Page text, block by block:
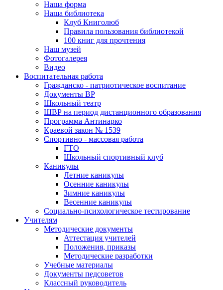
Наша форма
Наша библиотека
Клуб Книголюб
Правила пользования библиотекой
100 книг для прочтения
Наш музей
Фотогалерея
Видео
Воспитательная работа
Гражданско - патриотическое воспитание
Документы ВР
Школьный театр
ШВР на период дистанционного образования
Программа Антинарко
Краевой закон № 1539
Спортивно - массовая работа
ГТО
Школьный спортивный клуб
Каникулы
Летние каникулы
Осенние каникулы
Зимние каникулы
Весенние каникулы
Социально-психологическое тестирование
Учителям
Методические документы
Аттестация учителей
Положения, приказы
Методические разработки
Учебные материалы
Документы педсоветов
Классный руководитель